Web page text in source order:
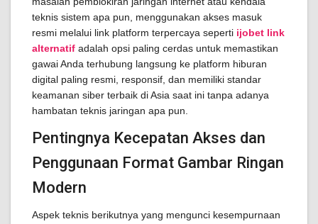
teknis sistem apa pun, menggunakan akses masuk
resmi melalui link platform terpercaya seperti ijobet link
alternatif adalah opsi paling cerdas untuk memastikan
gawai Anda terhubung langsung ke platform hiburan
digital paling resmi, responsif, dan memiliki standar
keamanan siber terbaik di Asia saat ini tanpa adanya
hambatan teknis jaringan apa pun.
Pentingnya Kecepatan Akses dan
Penggunaan Format Gambar Ringan
Modern
Aspek teknis berikutnya yang mengunci kesempurnaan